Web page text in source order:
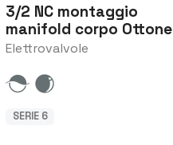
3/2 NC montaggio
manifold corpo Ottone
Elettrovalvole
SERIE 6